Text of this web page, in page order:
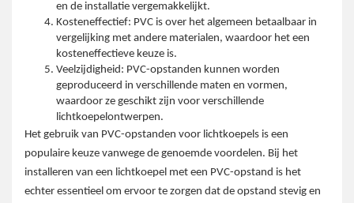
en de installatie vergemakkelijkt.
Kosteneffectief: PVC is over het algemeen betaalbaar in
vergelijking met andere materialen, waardoor het een
kosteneffectieve keuze is.
Veelzijdigheid: PVC-opstanden kunnen worden
geproduceerd in verschillende maten en vormen,
waardoor ze geschikt zijn voor verschillende
lichtkoepelontwerpen.
Het gebruik van PVC-opstanden voor lichtkoepels is een
populaire keuze vanwege de genoemde voordelen. Bij het
installeren van een lichtkoepel met een PVC-opstand is het
echter essentieel om ervoor te zorgen dat de opstand stevig en